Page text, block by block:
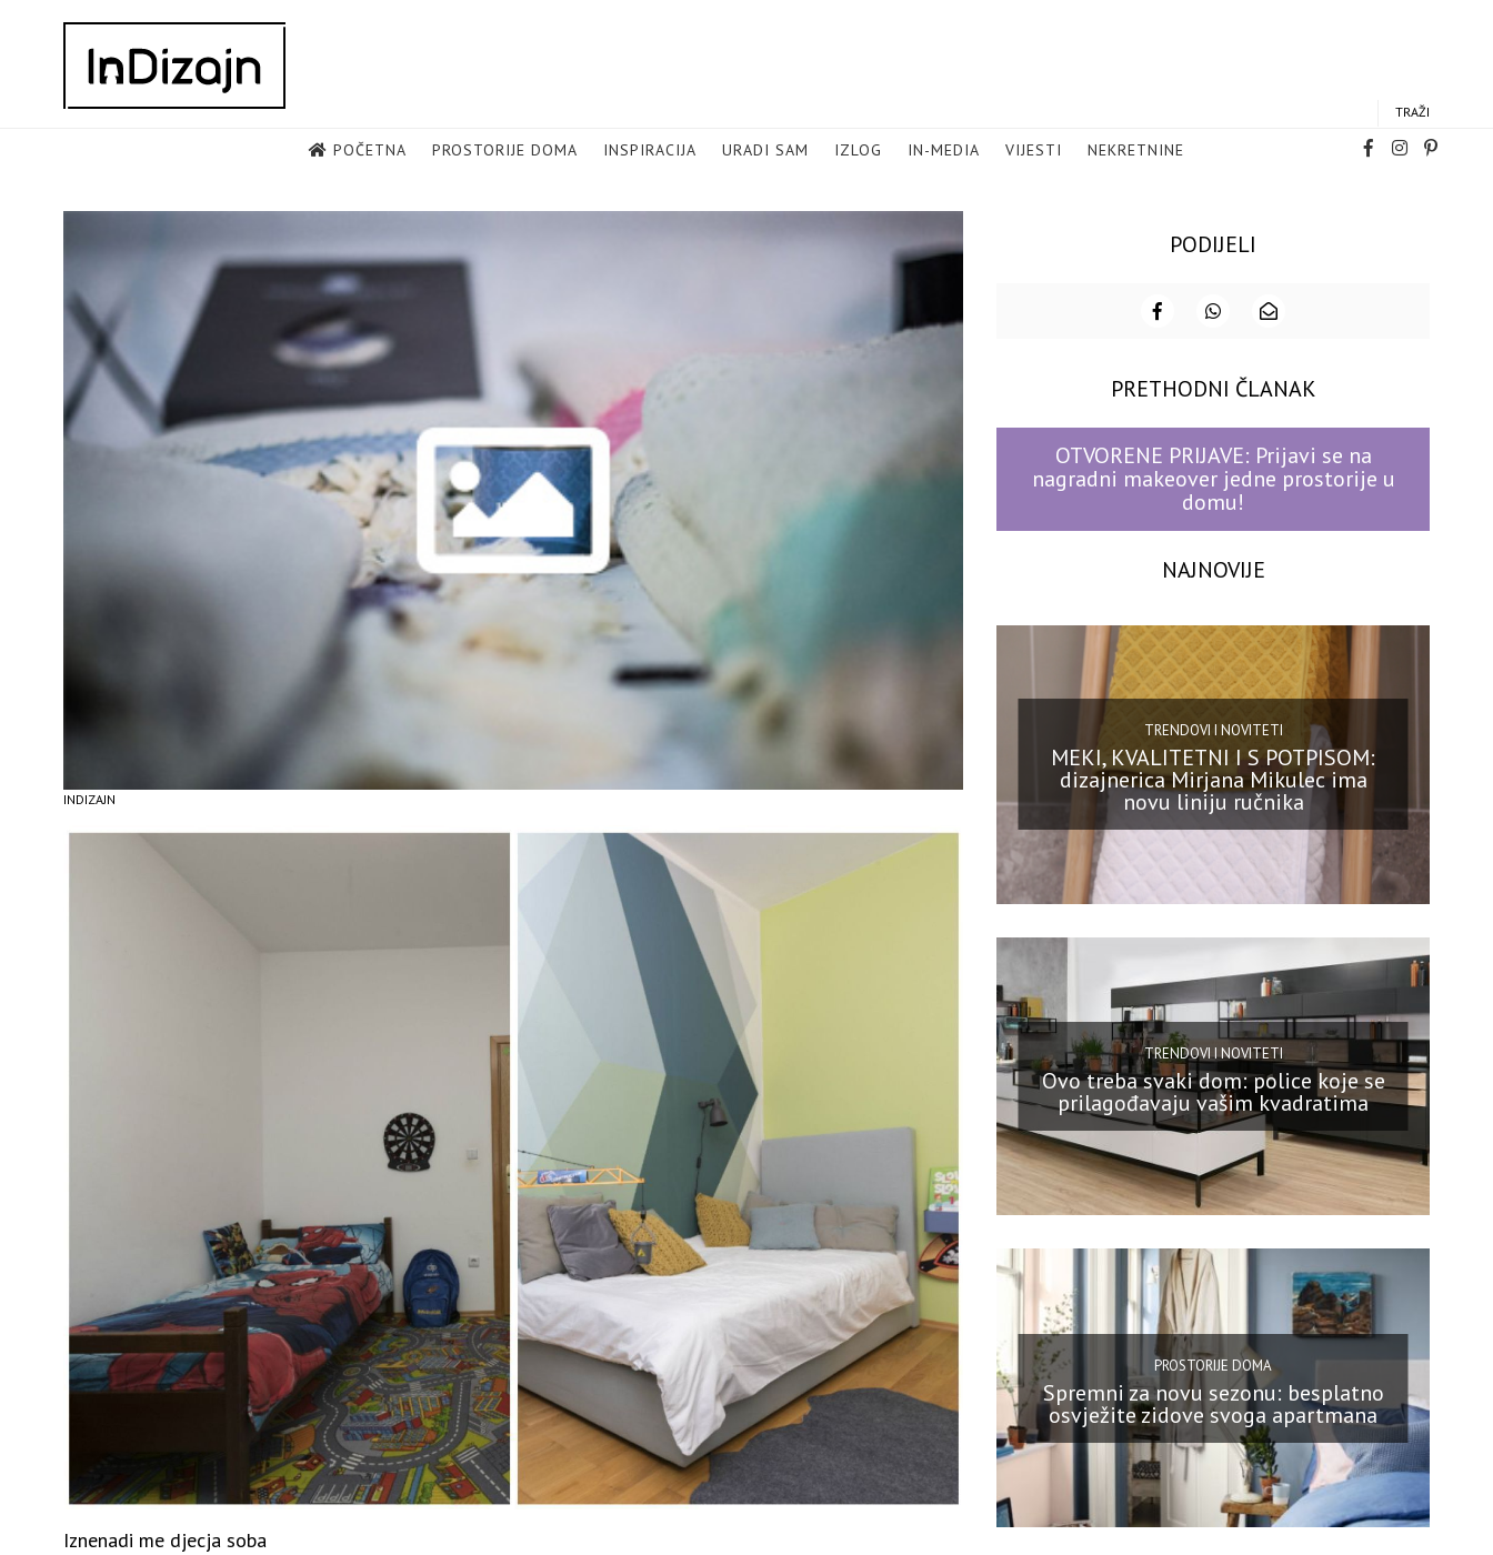
TRAŽI
POČETNA PROSTORIJE DOMA INSPIRACIJA URADI SAM IZLOG IN-MEDIA VIJESTI NEKRETNINE
INDIZAJN
Iznenadi me djecja soba
PODIJELI
PRETHODNI ČLANAK
OTVORENE PRIJAVE: Prijavi se na
nagradni makeover jedne prostorije u
domu!
NAJNOVIJE
TRENDOVI I NOVITETI
MEKI, KVALITETNI I S POTPISOM:
dizajnerica Mirjana Mikulec ima
novu liniju ručnika
TRENDOVI I NOVITETI
Ovo treba svaki dom: police koje se
prilagođavaju vašim kvadratima
PROSTORIJE DOMA
Spremni za novu sezonu: besplatno
osvježite zidove svoga apartmana